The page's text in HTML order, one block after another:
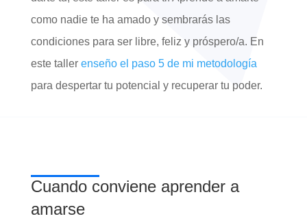
como nadie te ha amado y sembrarás las
condiciones para ser libre, feliz y próspero/a. En
este taller enseño el paso 5 de mi metodología
para despertar tu potencial y recuperar tu poder.
Cuando conviene aprender a
amarse